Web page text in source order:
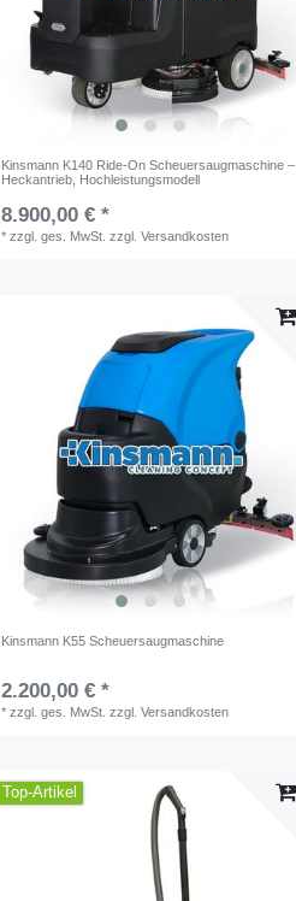
Kinsmann K140 Ride-On Scheuersaugmaschine –
Heckantrieb, Hochleistungsmodell
8.900,00 € *
*zzgl. ges. MwSt. zzgl.Versandkosten
Kinsmann K55 Scheuersaugmaschine
2.200,00 € *
*zzgl. ges. MwSt. zzgl.Versandkosten
Top-Artikel